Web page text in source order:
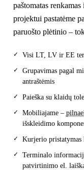
paštomatas
projektui pastatėme
paruošto plėtinio –
✓ Visi LT, LV ir EE
✓
Grupavimas pagal
antraštėmis
✓ Paieška su klaidų
✓ Mobiliajame –
išskleidimo
✓ Kurjerio pristatymas
✓
Terminalo
patvirtinimo el.